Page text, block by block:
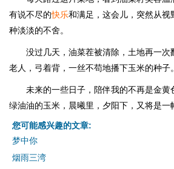
有说不尽的快乐和满足，这会儿，突然从视
种淡淡的不舍。
没过几天，油菜茬被清除，土地再一次
老人，弓着背，一丝不苟地播下玉米的种子。
未来的一些日子，陪伴我的不再是金黄
绿油油的玉米，晨曦里，夕阳下，又将是一
您可能感兴趣的文章:
梦中你
烟雨三湾